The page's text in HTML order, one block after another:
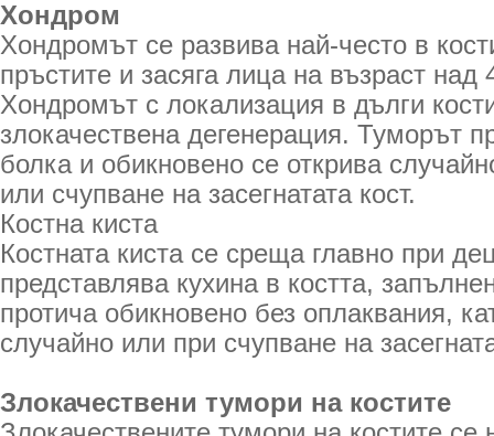
Хондром
Хондромът се развива най-често в
пръстите и засяга лица на възраст над
Хондромът с локализация в дълги
злокачествена дегенерация. Туморът
болка и обикновено се открива
или счупване на засегнатата кост.
Костна киста
Костната киста се среща главно при
представлява кухина в костта,
протича обикновено без оплаквания,
случайно или при счупване на
Злокачествени тумори на костите